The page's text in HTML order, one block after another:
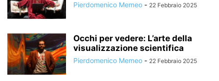
Pierdomenico Memeo - 22 Febbraio 2025
Occhi per vedere: L’arte della
visualizzazione scientifica
Pierdomenico Memeo - 22 Febbraio 2025